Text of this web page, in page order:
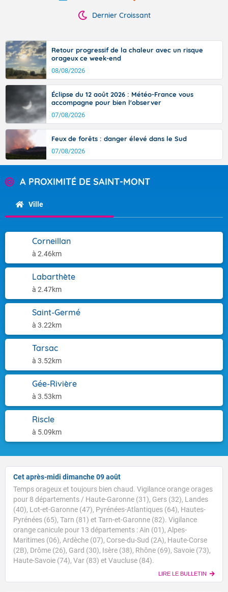
Dernier Croissant
Retour progressif de la chaleur avec un risque
orageux ce week-end
08/08/2026
Éclipse du 12 août 2026 : Météo-France vous
accompagne pour bien l'observer
07/08/2026
Feux de forêts : danger élevé dans le Sud
07/08/2026
A PROXIMITÉ DE SAINT-MONT
Ville
Corneillan
à 2.46km
Labarthète
à 2.47km
Saint-Germé
à 3.22km
Tarsac
à 3.52km
Gée-Rivière
à 3.53km
Riscle
à 5.09km
Cet après-midi dimanche 09 août
Temps orageux et toujours bien chaud. Vigilance orange orages
pour 8 départements / Haute-Garonne (31), Gers (32), Landes
(40), Lot-et-Garonne (47), Pyrénées-Atlantiques (64), Hautes-
Pyrénées (65), Tarn (81) et Tarn-et-Garonne (82). Vigilance
orange canicule pour 13 départements : Ain (01), Alpes-
Maritimes (06), Ardèche (07), Corse-du-Sud (2A), Haute-Corse
(2B), Drôme (26), Gard (30), Isère (38), Rhône (69), Savoie (73),
Haute-Savoie (74), Var (83) et Vaucluse (84).
LIRE LE BULLETIN